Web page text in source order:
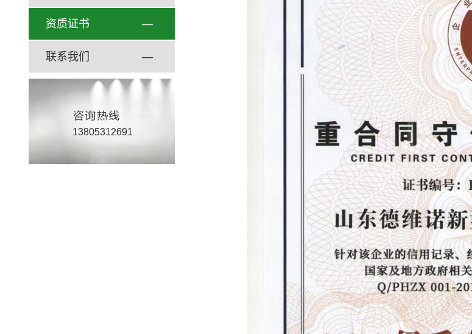
资质证书 —
联系我们 —
13805312691